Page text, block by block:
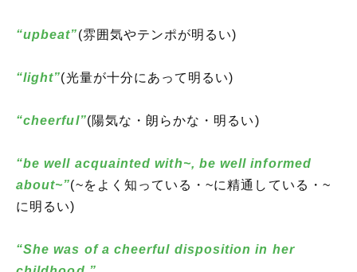
“upbeat”(雰囲気やテンポが明るい)
“light”(光量が十分にあって明るい)
“cheerful”(陽気な・朗らかな・明るい)
“be well acquainted with~, be well informed
about~”(~をよく知っている・~に精通している・~
に明るい)
“She was of a cheerful disposition in her